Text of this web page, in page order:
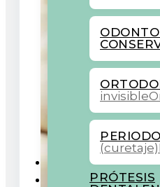
invisible
(curetaje)
PRÓTESIS
COLABORADORES